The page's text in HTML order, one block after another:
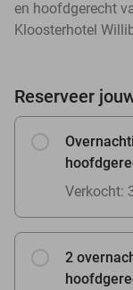
en hoofdgerecht
Kloosterhotel
Reserveer
Verkocht:
2